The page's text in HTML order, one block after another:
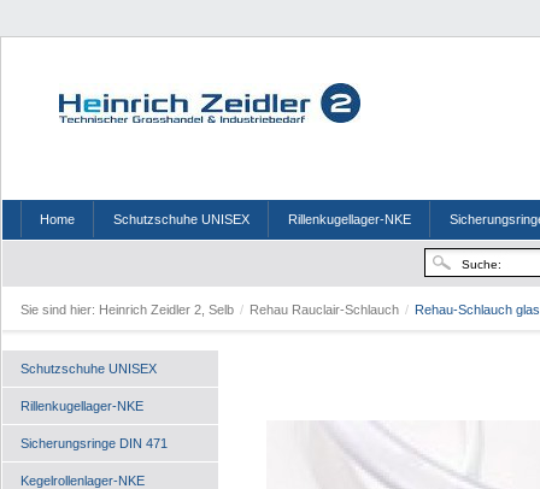
Home Schutzschuhe UNISEX Rillenkugellager-NKE
Sie sind hier: Heinrich Zeidler 2, Selb / Rehau Rauclair-Schlauch / Rehau-Schlauch
Schutzschuhe UNISEX
Rillenkugellager-NKE
Sicherungsringe DIN 471
Kegelrollenlager-NKE